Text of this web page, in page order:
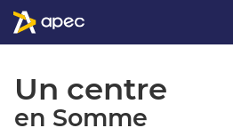
Un centre
en Somme